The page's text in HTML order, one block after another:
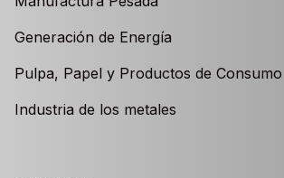
Generación de Energía
Pulpa, Papel y Productos de Consumo
Industria de los metales